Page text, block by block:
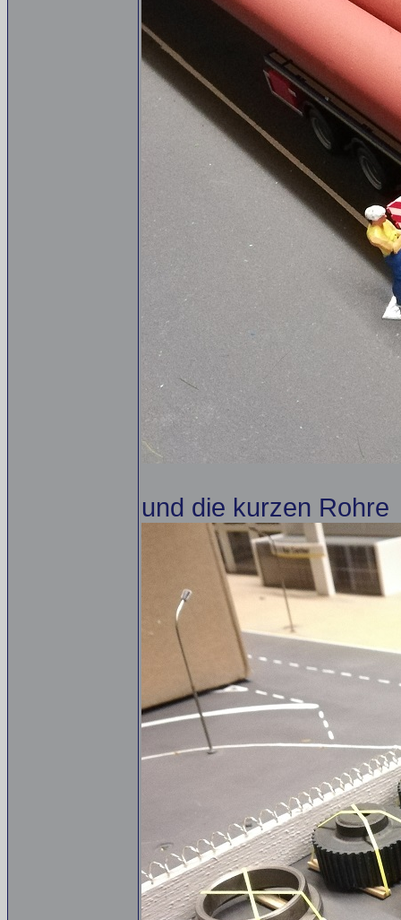
und die kurzen Rohre